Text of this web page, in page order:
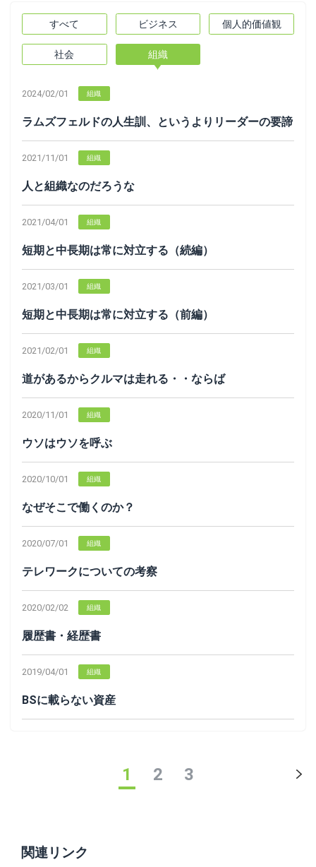
すべて ビジネス 個人的価値観
社会 組織
2024/02/01 組織
ラムズフェルドの人生訓、というよりリーダーの要諦
2021/11/01 組織
人と組織なのだろうな
2021/04/01 組織
短期と中長期は常に対立する（続編）
2021/03/01 組織
短期と中長期は常に対立する（前編）
2021/02/01 組織
道があるからクルマは走れる・・ならば
2020/11/01 組織
ウソはウソを呼ぶ
2020/10/01 組織
なぜそこで働くのか？
2020/07/01 組織
テレワークについての考察
2020/02/02 組織
履歴書・経歴書
2019/04/01 組織
BSに載らない資産
1 2 3
関連リンク